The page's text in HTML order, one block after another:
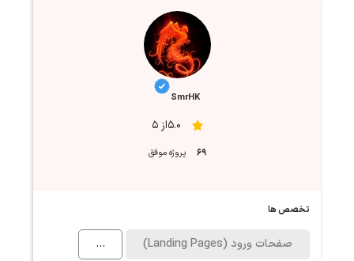
SmrHK
5.0از 5
69 پروژه موفق
تخصص ها
صفحات ورود (Landing Pages) ...